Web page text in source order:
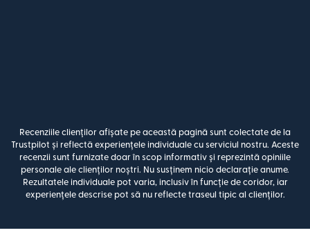
Recenziile clienților afișate pe această pagină sunt colectate de la
Trustpilot și reflectă experiențele individuale cu serviciul nostru. Aceste
recenzii sunt furnizate doar în scop informativ și reprezintă opiniile
personale ale clienților noștri. Nu susținem nicio declarație anume.
Rezultatele individuale pot varia, inclusiv în funcție de coridor, iar
experiențele descrise pot să nu reflecte traseul tipic al clienților.